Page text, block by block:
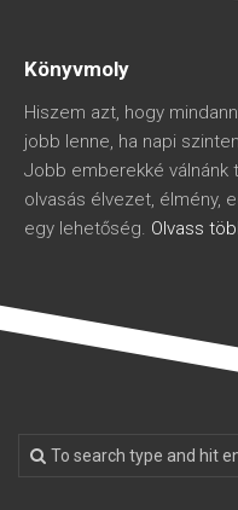
Könyvmoly
Hiszem azt, hogy
jobb lenne, ha napi
Jobb emberekké válnánk
olvasás élvezet, élmény,
egy lehetőség. Olvass